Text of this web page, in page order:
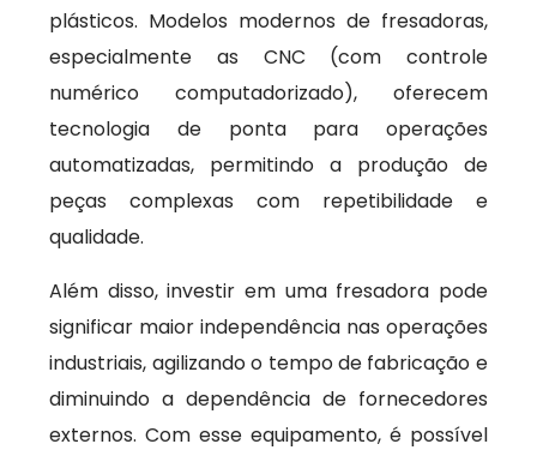
plásticos. Modelos modernos de fresadoras,
especialmente as CNC (com controle
numérico computadorizado), oferecem
tecnologia de ponta para operações
automatizadas, permitindo a produção de
peças complexas com repetibilidade e
qualidade.
Além disso, investir em uma fresadora pode
significar maior independência nas operações
industriais, agilizando o tempo de fabricação e
diminuindo a dependência de fornecedores
externos. Com esse equipamento, é possível